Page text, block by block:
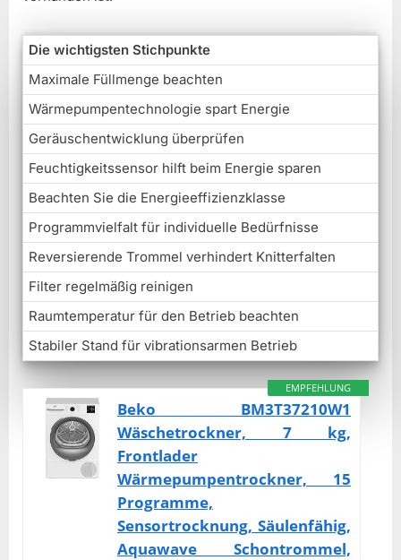
Die wichtigsten Stichpunkte
Maximale Füllmenge beachten
Wärmepumpentechnologie spart Energie
Geräuschentwicklung überprüfen
Feuchtigkeitssensor hilft beim Energie sparen
Beachten Sie die Energieeffizienzklasse
Programmvielfalt für individuelle Bedürfnisse
Reversierende Trommel verhindert Knitterfalten
Filter regelmäßig reinigen
Raumtemperatur für den Betrieb beachten
Stabiler Stand für vibrationsarmen Betrieb
EMPFEHLUNG
Beko BM3T37210W1
Wäschetrockner, 7 kg,
Frontlader
Wärmepumpentrockner, 15
Programme,
Sensortrocknung, Säulenfähig,
Aquawave Schontrommel,